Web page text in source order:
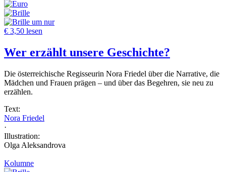
um nur
€ 3,50 lesen
Wer erzählt unsere Geschichte?
Die österreichische Regisseurin Nora Friedel über die Narrative, die
Mädchen und Frauen prägen – und über das Begehren, sie neu zu
erzählen.
Text:
Nora Friedel
·
Illustration:
Olga Aleksandrova
Kolumne